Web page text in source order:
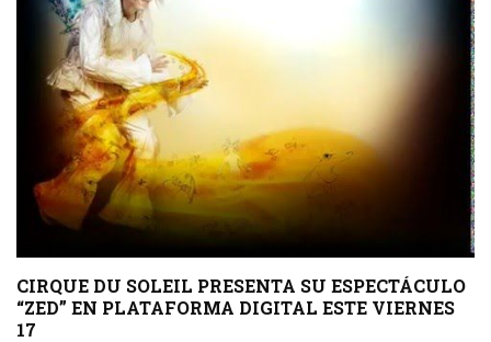
CIRQUE DU SOLEIL PRESENTA SU ESPECTÁCULO
“ZED” EN PLATAFORMA DIGITAL ESTE VIERNES
17